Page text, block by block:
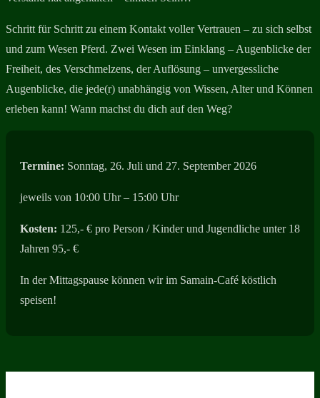
Schritt für Schritt zu einem Kontakt voller Vertrauen – zu sich selbst
und zum Wesen Pferd. Zwei Wesen im Einklang – Augenblicke der
Freiheit, des Verschmelzens, der Auflösung – unvergessliche
Augenblicke, die jede(r) unabhängig von Wissen, Alter und Können
erleben kann! Wann machst du dich auf den Weg?
Termine: Sonntag, 26. Juli und 27. September 2026
jeweils von 10:00 Uhr – 15:00 Uhr
Kosten: 125,- € pro Person / Kinder und Jugendliche unter 18
Jahren 95,- €
In der Mittagspause können wir im Samain-Café köstlich
speisen!